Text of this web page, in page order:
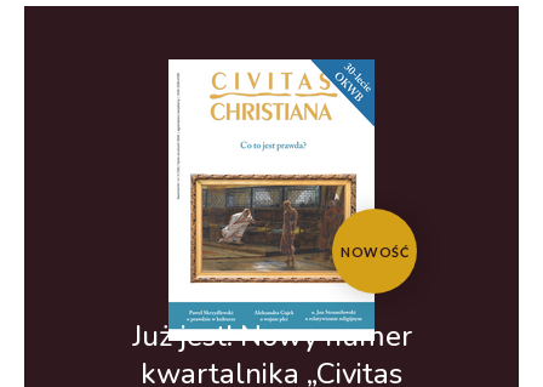
NOWOŚĆ
Już jest! Nowy numer
kwartalnika „Civitas